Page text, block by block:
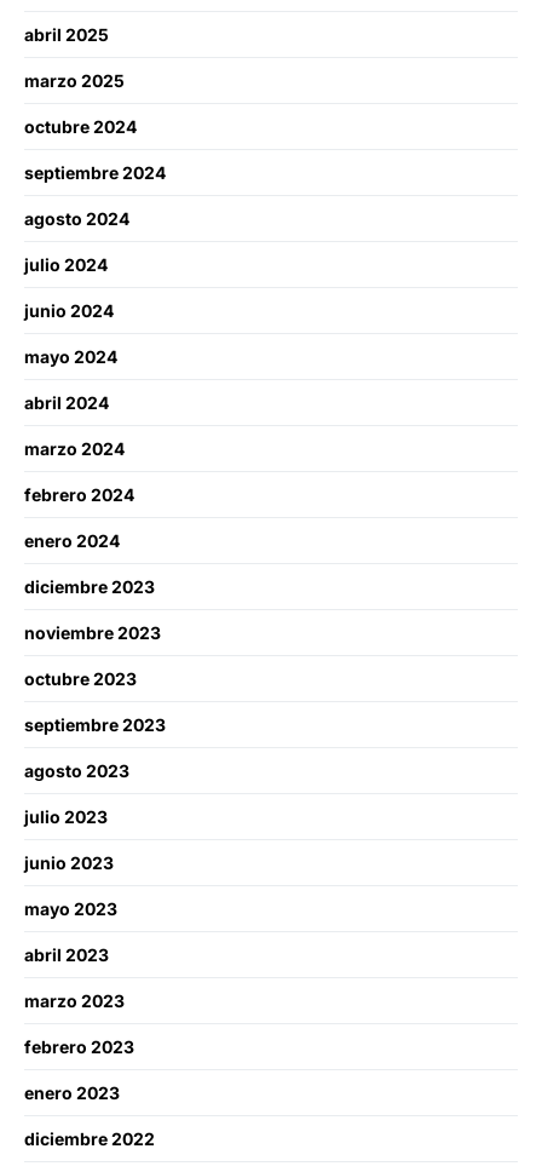
abril 2025
marzo 2025
octubre 2024
septiembre 2024
agosto 2024
julio 2024
junio 2024
mayo 2024
abril 2024
marzo 2024
febrero 2024
enero 2024
diciembre 2023
noviembre 2023
octubre 2023
septiembre 2023
agosto 2023
julio 2023
junio 2023
mayo 2023
abril 2023
marzo 2023
febrero 2023
enero 2023
diciembre 2022